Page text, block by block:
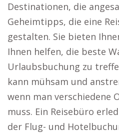
Destinationen, die
Geheimtipps, die eine
gestalten. Sie bieten
Ihnen helfen, die beste
Urlaubsbuchung zu
kann mühsam und
wenn man verschiedene
muss. Ein Reisebüro
der Flug- und